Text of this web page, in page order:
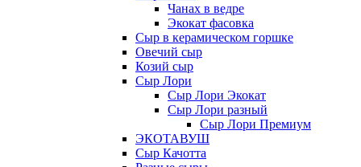
Чанах в ведре
Экокат фасовка
Сыр в керамическом горшке
Овечий сыр
Козий сыр
Сыр Лори
Сыр Лори Экокат
Сыр Лори разный
Сыр Лори Премиум
ЭКОТАВУШ
Сыр Качотта